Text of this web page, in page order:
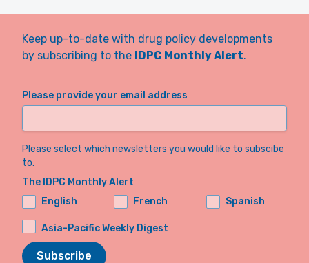
Keep up-to-date with drug policy developments
by subscribing to the IDPC Monthly Alert.
Please provide your email address
Please select which newsletters you would like to subscibe
to.
The IDPC Monthly Alert
English
French Spanish
Asia-Pacific Weekly Digest
Subscribe